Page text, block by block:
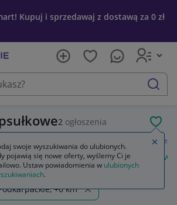
Kupuj i sprzedawaj z dostawą za 0 zł
szukaj
2 ogłoszenia
Ekspresy kapsułkowe
kapsulkowe ekspresy do kawy
+0 km
swoje wyszukiwania do ulubionych.
pojawią się nowe oferty, wyślemy Ci je
Ustaw powiadomienia w ulubionych
.